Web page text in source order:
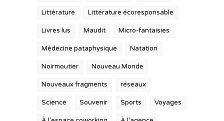
Littérature Littérature écoresponsable
Livres lus Maudit Micro-fantaisies
Médecine pataphysique Natation
Noirmoutier Nouveau Monde
Nouveaux fragments réseaux
Science Souvenir Sports Voyages